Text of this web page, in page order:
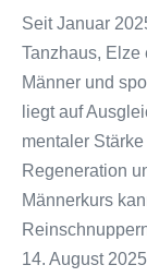
Männer
&
Fußballer
–
Yoga-
und
mit
Zuschuss
Seit Januar
Tanzhaus, Elze
Männer und
liegt auf
mentaler
Regeneration
Männerkurs
14. August